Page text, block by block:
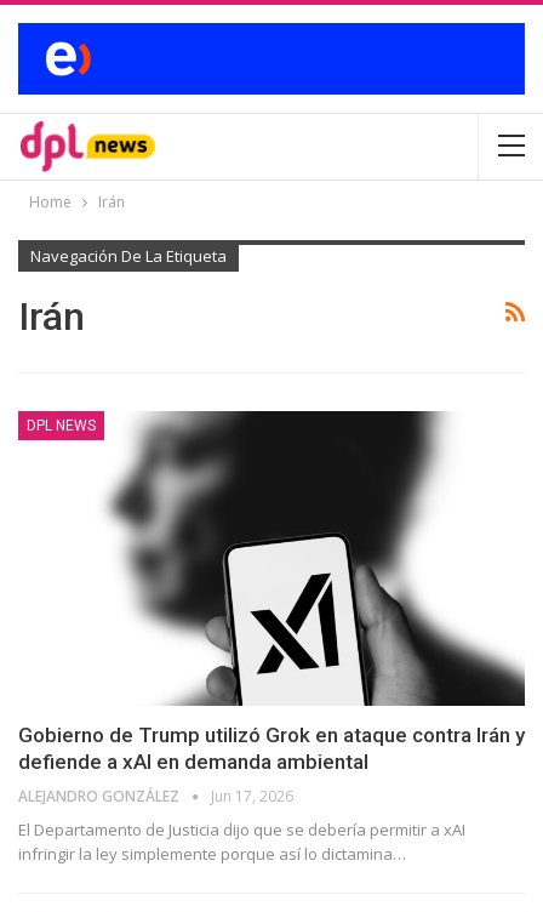
Home Irán
Navegación De La Etiqueta
Irán
DPL NEWS
Gobierno de Trump utilizó Grok en ataque contra Irán y
defiende a xAI en demanda ambiental
ALEJANDRO GONZÁLEZ Jun 17, 2026
El Departamento de Justicia dijo que se debería permitir a xAI
infringir la ley simplemente porque así lo dictamina…